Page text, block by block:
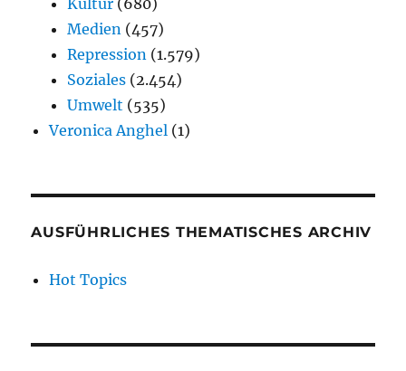
Medien (457)
Repression (1.579)
Soziales (2.454)
Umwelt (535)
Veronica Anghel (1)
AUSFÜHRLICHES THEMATISCHES ARCHIV
Hot Topics